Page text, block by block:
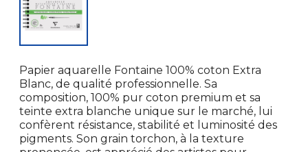
Papier aquarelle Fontaine 100% coton Extra
Blanc, de qualité professionnelle. Sa
composition, 100% pur coton premium et sa
teinte extra blanche unique sur le marché, lui
confèrent résistance, stabilité et luminosité des
pigments. Son grain torchon, à la texture